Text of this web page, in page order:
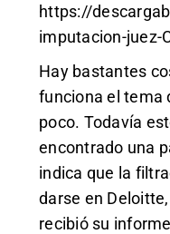
https://
imputacion-juez-
Hay bastantes
funciona el tema
poco. Todavía
encontrado una
indica que la
darse en
recibió su